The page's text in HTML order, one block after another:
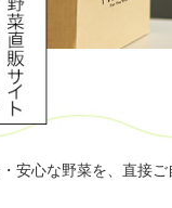
安心な野菜を、直接ご